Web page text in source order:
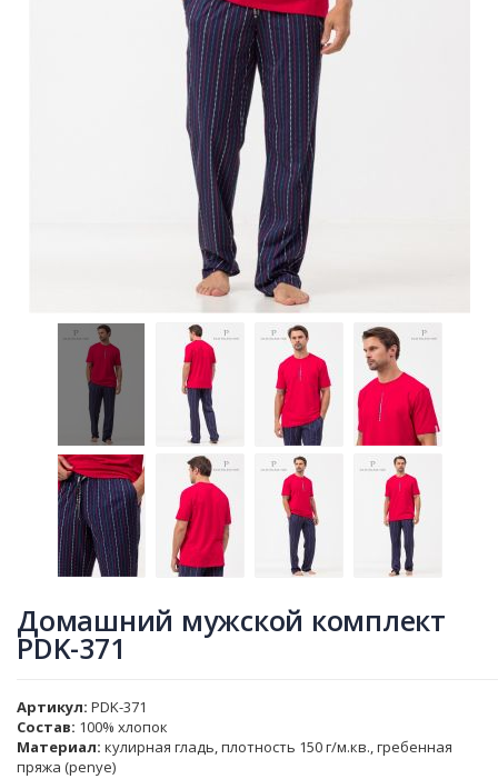
Домашний мужской комплект
PDK-371
Артикул PDK-371
Состав: 100% хлопок
Материал: кулирная гладь, плотность 150 г/м.кв., гребенная
пряжа (penye)